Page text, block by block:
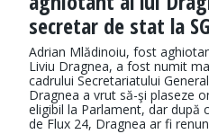
secretar de stat la
Adrian Mlădinoiu, fost
Liviu Dragnea, a fost numit
cadrului Secretariatului
Dragnea a vrut să-şi plaseze
eligibil la Parlament, dar
de Flux 24, Dragnea ar fi